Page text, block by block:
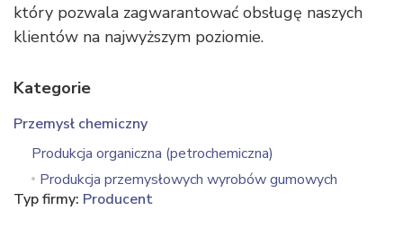
który pozwala zagwarantować obsługę naszych
klientów na najwyższym poziomie.
Kategorie
Przemysł chemiczny
Produkcja organiczna (petrochemiczna)
Produkcja przemysłowych wyrobów gumowych
Typ firmy: Producent